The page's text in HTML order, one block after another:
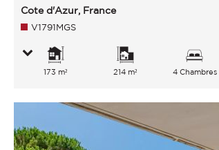
Cote d'Azur, France
V1791MGS
173 m² 214 m² 4 Chambres